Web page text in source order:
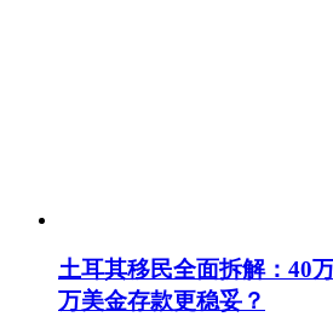
土耳其移民全面拆解：40
万美金存款更稳妥？